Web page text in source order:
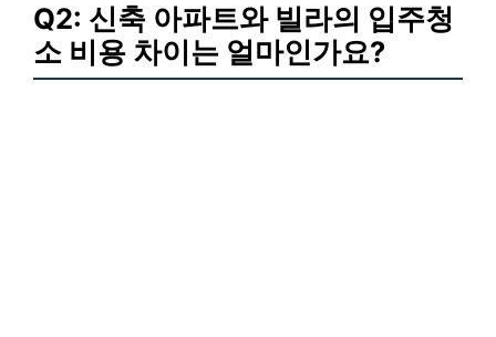
Q2: 신축 아파트와 빌라의 입주청
소 비용 차이는 얼마인가요?